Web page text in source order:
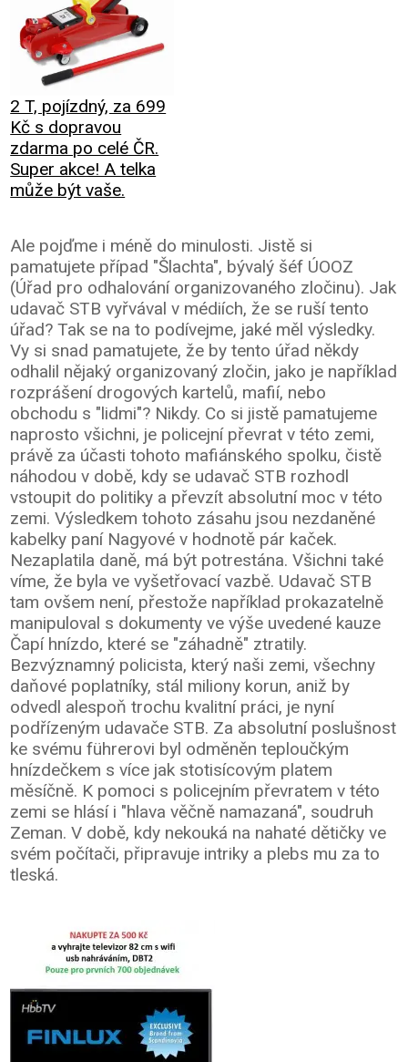
2 T, pojízdný, za 699
Kč s dopravou
zdarma po celé ČR.
Super akce! A telka
může být vaše.
Ale pojďme i méně do minulosti. Jistě si
pamatujete případ "Šlachta", bývalý šéf ÚOOZ
(Úřad pro odhalování organizovaného zločinu). Jak
udavač STB vyřvával v médiích, že se ruší tento
úřad? Tak se na to podívejme, jaké měl výsledky.
Vy si snad pamatujete, že by tento úřad někdy
odhalil nějaký organizovaný zločin, jako je například
rozprášení drogových kartelů, mafií, nebo
obchodu s "lidmi"? Nikdy. Co si jistě pamatujeme
naprosto všichni, je policejní převrat v této zemi,
právě za účasti tohoto mafiánského spolku, čistě
náhodou v době, kdy se udavač STB rozhodl
vstoupit do politiky a převzít absolutní moc v této
zemi. Výsledkem tohoto zásahu jsou nezdaněné
kabelky paní Nagyové v hodnotě pár kaček.
Nezaplatila daně, má být potrestána. Všichni také
víme, že byla ve vyšetřovací vazbě. Udavač STB
tam ovšem není, přestože například prokazatelně
manipuloval s dokumenty ve výše uvedené kauze
Čapí hnízdo, které se "záhadně" ztratily.
Bezvýznamný policista, který naši zemi, všechny
daňové poplatníky, stál miliony korun, aniž by
odvedl alespoň trochu kvalitní práci, je nyní
podřízeným udavače STB. Za absolutní poslušnost
ke svému führerovi byl odměněn teploučkým
hnízdečkem s více jak stotisícovým platem
měsíčně. K pomoci s policejním převratem v této
zemi se hlásí i "hlava věčně namazaná", soudruh
Zeman. V době, kdy nekouká na nahaté dětičky ve
svém počítači, připravuje intriky a plebs mu za to
tleská.